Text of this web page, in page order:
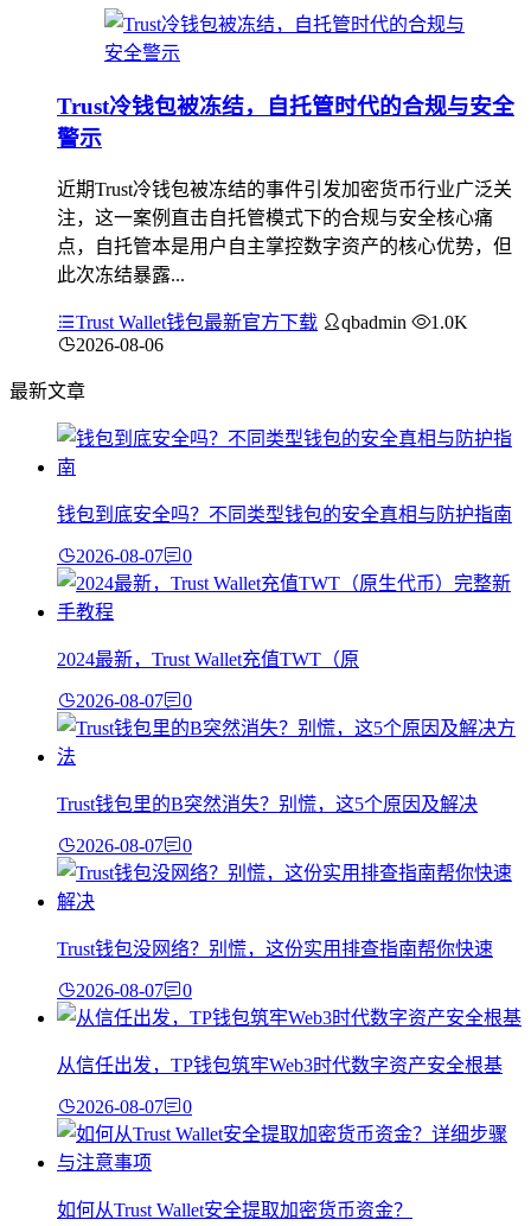
Trust冷钱包被冻结，自托管时代的合规与安全
警示
近期Trust冷钱包被冻结的事件引发加密货币行业广泛关
注，这一案例直击自托管模式下的合规与安全核心痛
点，自托管本是用户自主掌控数字资产的核心优势，但
此次冻结暴露...
Trust Wallet钱包最新官方下载 qbadmin
1.0K
2026-08-06
最新文章
钱包到底安全吗？不同类型钱包的安全真相与防护指南
2026-08-07 0
2024最新，Trust Wallet充值TWT（原
2026-08-07 0
Trust钱包里的B突然消失？别慌，这5个原因及解决
2026-08-07 0
Trust钱包没网络？别慌，这份实用排查指南帮你快速
2026-08-07 0
从信任出发，TP钱包筑牢Web3时代数字资产安全根基
2026-08-07 0
如何从Trust Wallet安全提取加密货币资金？